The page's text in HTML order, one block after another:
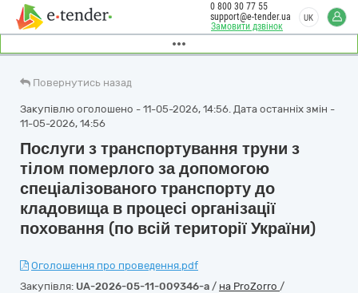
Замовити дзвінок
0 800 30 77 55
support@e-tender.ua
UK
Повернутись назад
Закупівлю оголошено - 11-05-2026, 14:56. Дата останніх змін -
11-05-2026, 14:56
Послуги з транспортування труни з
тілом померлого за допомогою
спеціалізованого транспорту до
кладовища в процесі організації
поховання (по всій території України)
Оголошення про проведення.pdf
Закупівля: UA-2026-05-11-009346-a / на ProZorro /